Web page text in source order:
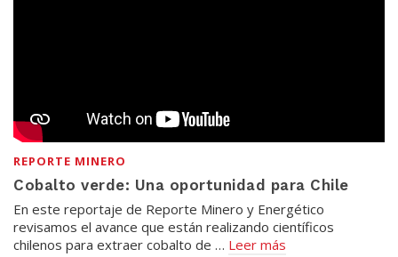
REPORTE MINERO
Cobalto verde: Una oportunidad para Chile
En este reportaje de Reporte Minero y Energético
revisamos el avance que están realizando científicos
chilenos para extraer cobalto de … Leer más